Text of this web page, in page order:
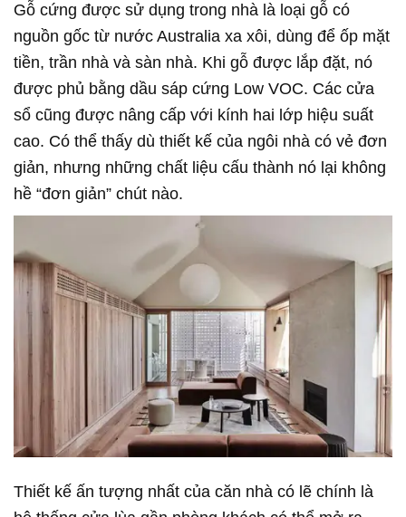
Gỗ cứng được sử dụng trong nhà là loại gỗ có
nguồn gốc từ nước Australia xa xôi, dùng để ốp mặt
tiền, trần nhà và sàn nhà. Khi gỗ được lắp đặt, nó
được phủ bằng dầu sáp cứng Low VOC. Các cửa
sổ cũng được nâng cấp với kính hai lớp hiệu suất
cao. Có thể thấy dù thiết kế của ngôi nhà có vẻ đơn
giản, nhưng những chất liệu cấu thành nó lại không
hề “đơn giản” chút nào.
Thiết kế ấn tượng nhất của căn nhà có lẽ chính là